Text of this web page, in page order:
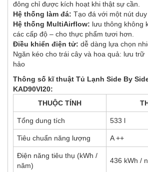
đông chỉ được kích hoạt khi thật sự cần.
Hệ thống làm đá: Tạo đá với một nút
Hệ thống MultiAirflow: lưu thông không
các cấp độ – cho thực phẩm tươi hơn.
Điều khiển điện tử: dễ dàng lựa chọn
Ngăn kéo cho trái cây và hoa quả: lưu
hảo
Thông số kĩ thuật Tủ Lạnh Side By
KAD90VI20:
THUỘC TÍNH
Tổng dung tích 533 l
Tiêu chuẩn năng lượng A ++
Điện năng tiêu thụ (kWh /
năm)
436 kWh /